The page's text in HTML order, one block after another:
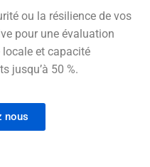
ou la résilience de vos
pour une évaluation
et capacité
jusqu’à 50 %.
nous